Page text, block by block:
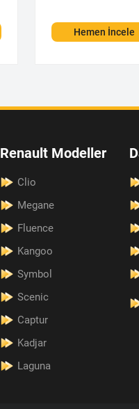
Hemen İncele
Renault Modeller
Clio
Megane
Fluence
Kangoo
Symbol
Scenic
Captur
Kadjar
Laguna